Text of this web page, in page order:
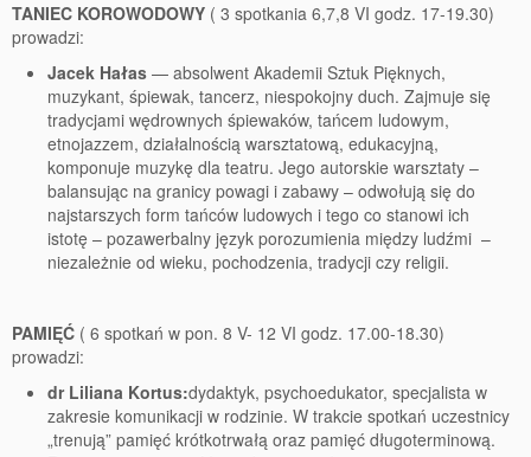
TANIEC KOROWODOWY ( 3 spotkania 6,7,8 VI godz. 17-19.30)
prowadzi:
Jacek Hałas — absolwent Akademii Sztuk Pięknych,
muzykant, śpiewak, tancerz, niespokojny duch. Zajmuje się
tradycjami wędrownych śpiewaków, tańcem ludowym,
etnojazzem, działalnością warsztatową, edukacyjną,
komponuje muzykę dla teatru. Jego autorskie warsztaty –
balansując na granicy powagi i zabawy – odwołują się do
najstarszych form tańców ludowych i tego co stanowi ich
istotę – pozawerbalny język porozumienia między ludźmi –
niezależnie od wieku, pochodzenia, tradycji czy religii.
PAMIĘĆ ( 6 spotkań w pon. 8 V- 12 VI godz. 17.00-18.30)
prowadzi:
dr Liliana Kortus:dydaktyk, psychoedukator, specjalista w
zakresie komunikacji w rodzinie. W trakcie spotkań uczestnicy
„trenują” pamięć krótkotrwałą oraz pamięć długoterminową.